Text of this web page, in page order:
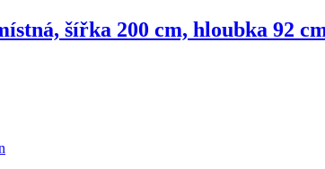
šířka 200 cm, hloubka 92